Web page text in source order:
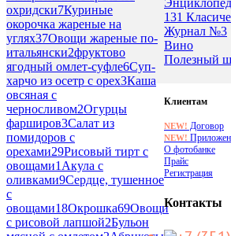
охридски7Куриные
окорочка жареные на
углях37Овощи жареные по-
итальянски2фруктово
ягодный омлет-суфле6Суп-
харчо из осетр с орех3Каша
овсяная с
черносливом2Огурцы
фарширов3Салат из
помидоров с
орехами29Рисовый тирт с
овощами1 Акула с
оливками9Сердце, тушенное
с
овощами18Окрошка69Овощи
с рисовой лапшой2Бульон
131
Журнал №3
Вино
Полезный
Клиентам
NEW! Договор
NEW!
О фотобанке
Прайс
Регистрация
Контакты